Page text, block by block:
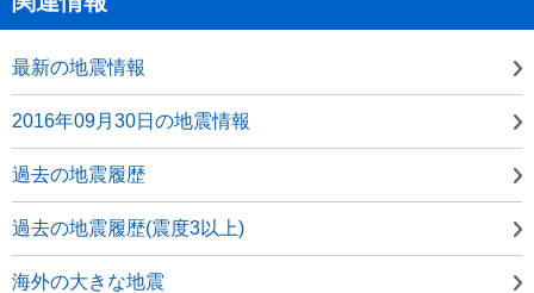
最新の地震情報
2016年09月30日の地震情報
過去の地震履歴
過去の地震履歴(震度3以上)
海外の大きな地震